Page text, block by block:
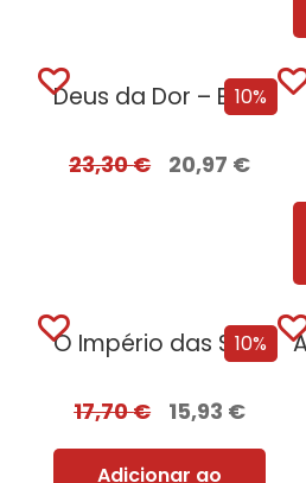
10%
Deus da Dor – Edição com EDGES
23,30€ 20,97 €
10%
O Império das Sombras
17,70€ 15,93 €
Adicionar ao